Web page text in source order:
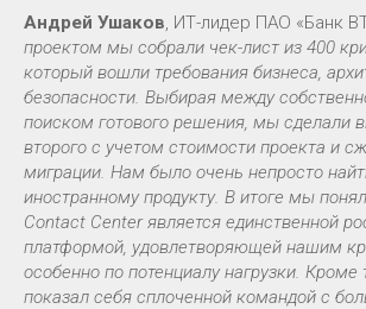
Андрей Ушаков, ИТ-лидер ПАО «Банк
проектом мы собрали чек-лист из 400
который вошли требования бизнеса,
безопасности. Выбирая между
поиском готового решения, мы сделали
второго с учетом стоимости проекта и
миграции. Нам было очень непросто
иностранному продукту. В итоге мы
Contact Center является единственной
платформой, удовлетворяющей нашим
особенно по потенциалу нагрузки. Кроме
показал себя сплоченной командой с